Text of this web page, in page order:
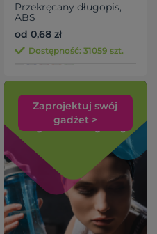
Przekręcany długopis,
ABS
od 0,68 zł
Dostępność: 31059 szt.
Zaprojektuj swój
gadżet >